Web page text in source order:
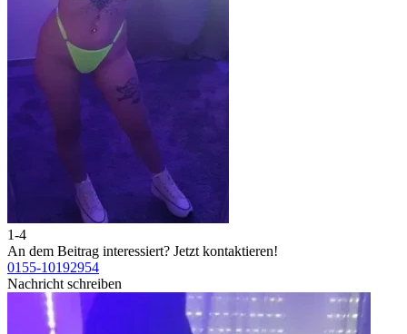
1-4
An dem Beitrag interessiert? Jetzt kontaktieren!
0155-10192954
Nachricht schreiben